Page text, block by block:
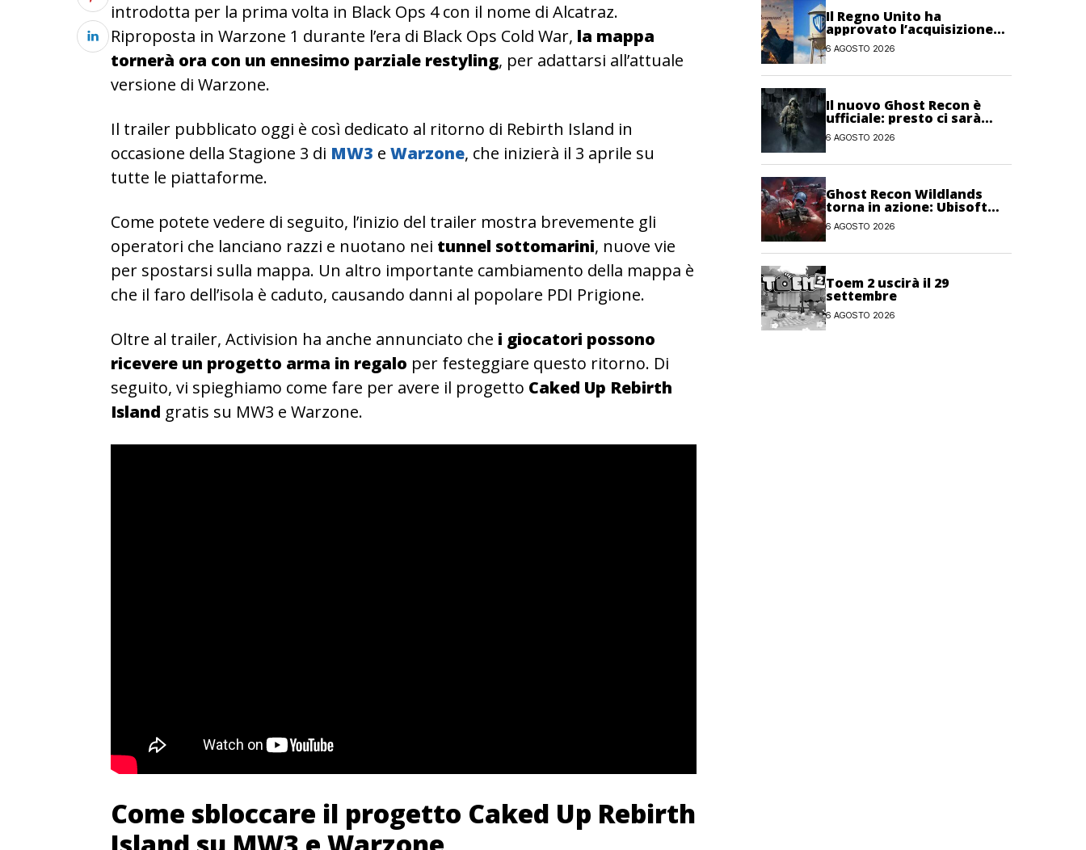
introdotta per la prima volta in Black Ops 4 con il nome di Alcatraz.
Riproposta in Warzone 1 durante l’era di Black Ops Cold War, la mappa
tornerà ora con un ennesimo parziale restyling, per adattarsi all’attuale
versione di Warzone.
Il trailer pubblicato oggi è così dedicato al ritorno di Rebirth Island in
occasione della Stagione 3 di MW3 e Warzone, che inizierà il 3 aprile su
tutte le piattaforme.
Come potete vedere di seguito, l’inizio del trailer mostra brevemente gli
operatori che lanciano razzi e nuotano nei tunnel sottomarini, nuove vie
per spostarsi sulla mappa. Un altro importante cambiamento della mappa è
che il faro dell’isola è caduto, causando danni al popolare PDI Prigione.
Oltre al trailer, Activision ha anche annunciato che i giocatori possono
ricevere un progetto arma in regalo per festeggiare questo ritorno. Di
seguito, vi spieghiamo come fare per avere il progetto Caked Up Rebirth
Island gratis su MW3 e Warzone.
Come sbloccare il progetto Caked Up Rebirth
Il Regno Unito ha
approvato l’acquisizione
Paramount-Warner Bros
Discovery
6 AGOSTO 2026
Il nuovo Ghost Recon è
ufficiale: presto ci sarà
anche una fase di test
6 AGOSTO 2026
Ghost Recon Wildlands
torna in azione: Ubisoft
lancia il maxi
aggiornamento gratuito
6 AGOSTO 2026
Toem 2 uscirà il 29
settembre
6 AGOSTO 2026